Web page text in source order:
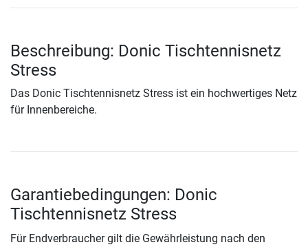
Beschreibung: Donic Tischtennisnetz
Stress
Das Donic Tischtennisnetz Stress ist ein hochwertiges Netz
für Innenbereiche.
Garantiebedingungen: Donic
Tischtennisnetz Stress
Für Endverbraucher gilt die Gewährleistung nach den